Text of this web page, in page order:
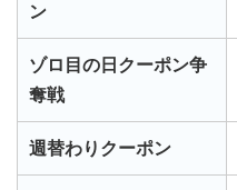
ン
ゾロ目の日クーポン争
奪戦
週替わりクーポン